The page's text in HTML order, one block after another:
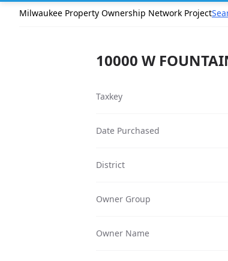
Milwaukee Property Ownership Network Project
10000 W
Taxkey
Date Purchased
District
Owner Group
Owner Name